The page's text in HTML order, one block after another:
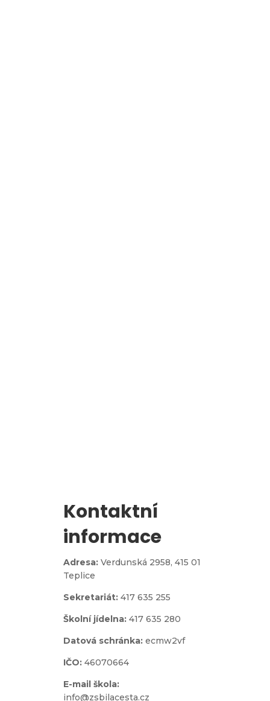
Kontaktní
informace
Adresa: Verdunská 2958, 415 01
Teplice
Sekretariát: 417 635 255
Školní jídelna: 417 635 280
Datová schránka: ecmw2vf
IČO: 46070664
E-mail škola:
info@zsbilacesta.cz